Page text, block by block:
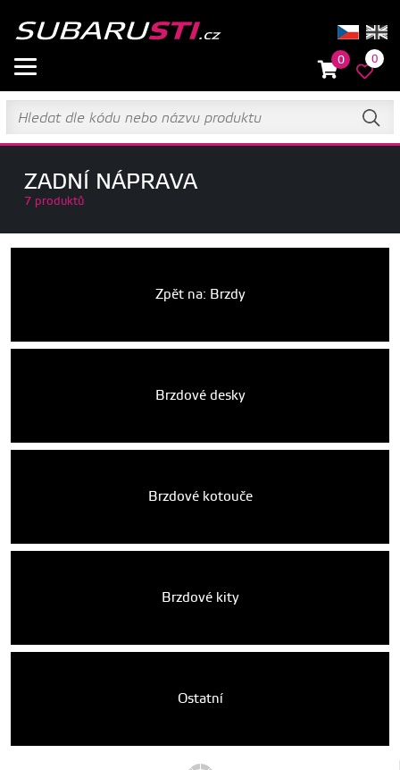
0 0
ZADNÍ NÁPRAVA
7 produktů
Zpět na: Brzdy
Brzdové desky
Brzdové kotouče
Brzdové kity
Ostatní